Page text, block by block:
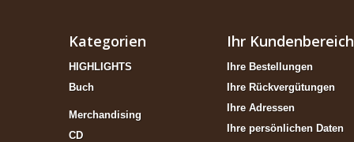
Kategorien
HIGHLIGHTS
Buch
Merchandising
CD
Ihr Kundenbereich
Ihre Bestellungen
Ihre Rückvergütungen
Ihre Adressen
Ihre persönlichen Daten